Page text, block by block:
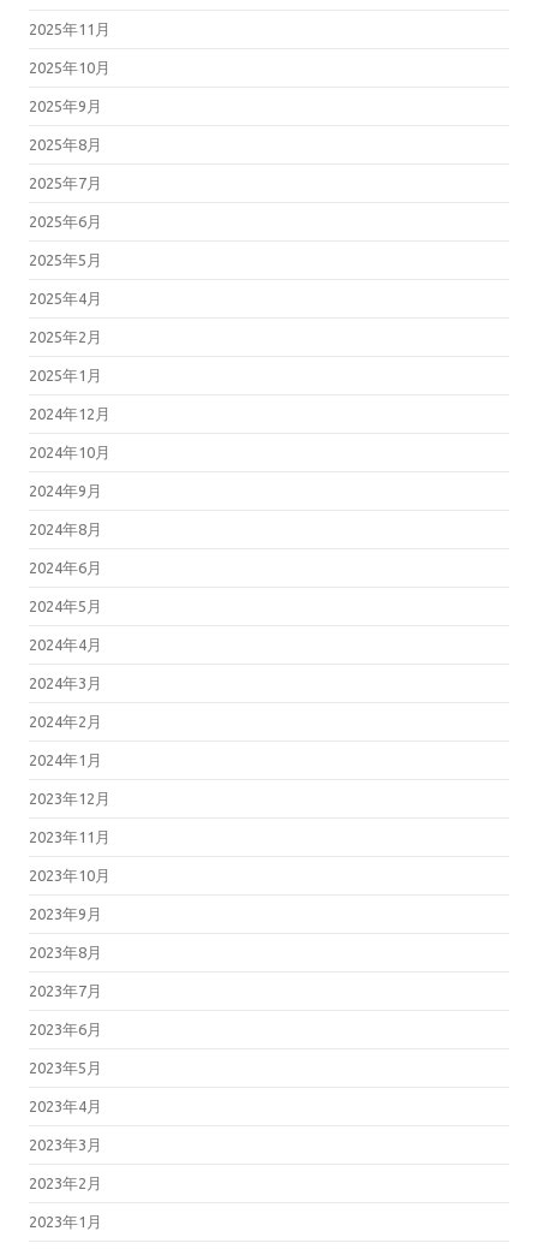
2025年11月
2025年10月
2025年9月
2025年8月
2025年7月
2025年6月
2025年5月
2025年4月
2025年2月
2025年1月
2024年12月
2024年10月
2024年9月
2024年8月
2024年6月
2024年5月
2024年4月
2024年3月
2024年2月
2024年1月
2023年12月
2023年11月
2023年10月
2023年9月
2023年8月
2023年7月
2023年6月
2023年5月
2023年4月
2023年3月
2023年2月
2023年1月